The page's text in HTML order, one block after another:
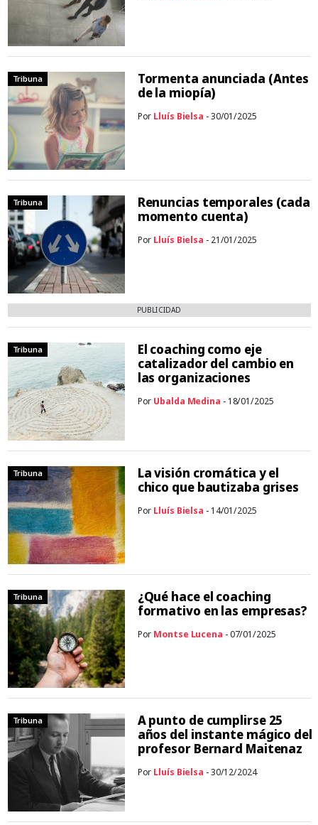
Tribuna
Tormenta anunciada (Antes
de la miopía)
Por Lluís Bielsa - 30/01/2025
Tribuna
Renuncias temporales (cada
momento cuenta)
Por Lluís Bielsa - 21/01/2025
PUBLICIDAD
Tribuna
El coaching como eje
catalizador del cambio en
las organizaciones
Por Ubalda Medina - 18/01/2025
Tribuna
La visión cromática y el
chico que bautizaba grises
Por Lluís Bielsa - 14/01/2025
Tribuna
¿Qué hace el coaching
formativo en las empresas?
Por Montse Lucena - 07/01/2025
Tribuna
A punto de cumplirse 25
años del instante mágico del
profesor Bernard Maitenaz
Por Lluís Bielsa - 30/12/2024